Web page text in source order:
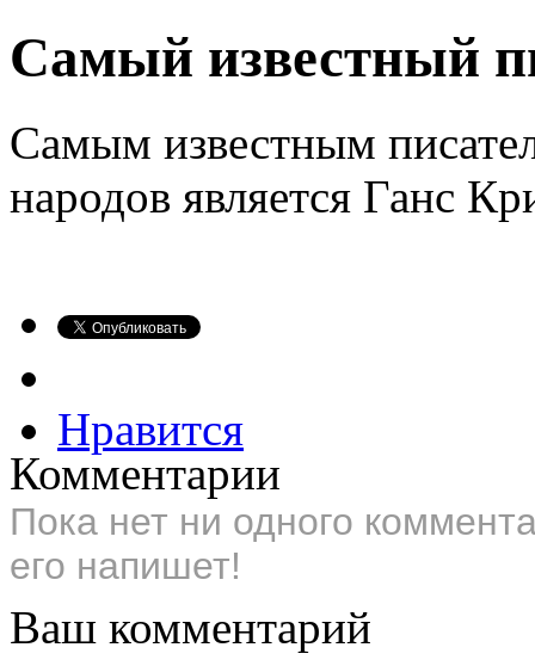
Самый известный
Самым известным
народов является Ганс
Нравится
Комментарии
Пока нет ни одного
его напишет!
Ваш комментарий